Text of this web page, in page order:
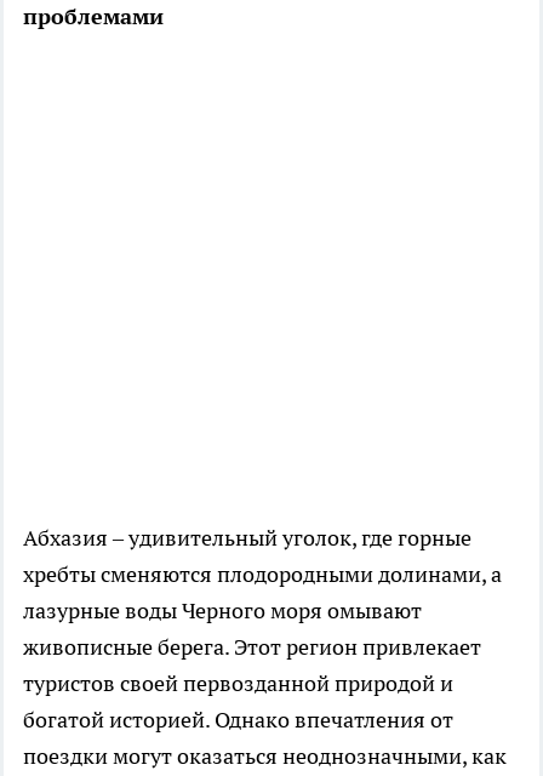
проблемами
Абхазия – удивительный уголок, где горные
хребты сменяются плодородными долинами, а
лазурные воды Черного моря омывают
живописные берега. Этот регион привлекает
туристов своей первозданной природой и
богатой историей. Однако впечатления от
поездки могут оказаться неоднозначными, как